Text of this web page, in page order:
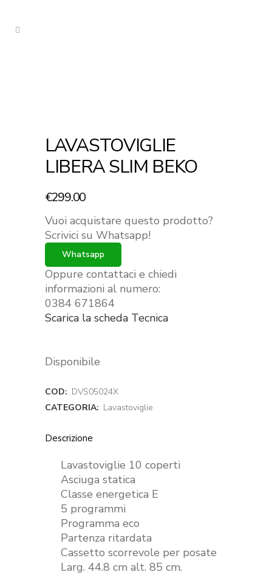
LAVASTOVIGLIE
LIBERA SLIM BEKO
€299.00
Vuoi acquistare questo prodotto?
Scrivici su Whatsapp!
Whatsapp
Oppure contattaci e chiedi
informazioni al numero:
0384 671864
Scarica la scheda Tecnica
Disponibile
COD: DVS05024X
CATEGORIA: Lavastoviglie
Descrizione
Lavastoviglie 10 coperti
Asciuga statica
Classe energetica E
5 programmi
Programma eco
Partenza ritardata
Cassetto scorrevole per posate
Larg. 44.8 cm alt. 85 cm.